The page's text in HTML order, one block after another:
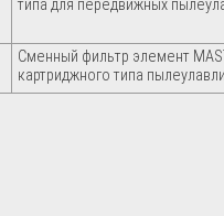
типа для передвижных
Сменный фильтр элемент
картриджного типа